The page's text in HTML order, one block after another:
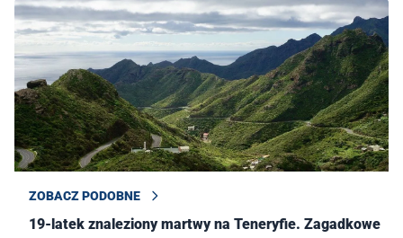
ZOBACZ PODOBNE
19-latek znaleziony martwy na Teneryfie. Zagadkowe